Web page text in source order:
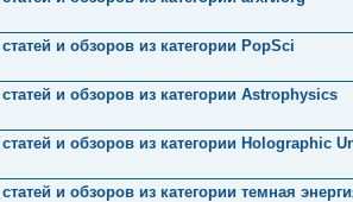
и обзоров из категории PopSci
и обзоров из категории Astrophysics
и обзоров из категории Holographic
и обзоров из категории темная